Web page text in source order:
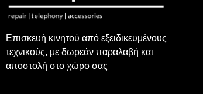
Επισκευή κινητού από εξειδικευμένους
τεχνικούς, με δωρεάν παραλαβή και
αποστολή στο χώρο σας